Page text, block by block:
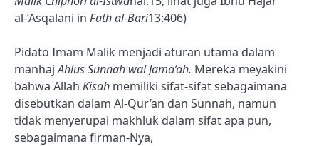
al-‘Asqalani in Fath al-Bari13:406)
Pidato Imam Malik menjadi aturan utama dalam
manhajAhlus Sunnah wal Jama’ah. Mereka meyakini
bahwa Allah Kisah memiliki sifat-sifat sebagaimana
disebutkan dalam Al-Qur’an dan Sunnah, namun
tidak menyerupai makhluk dalam sifat apa pun,
sebagaimana firman-Nya,